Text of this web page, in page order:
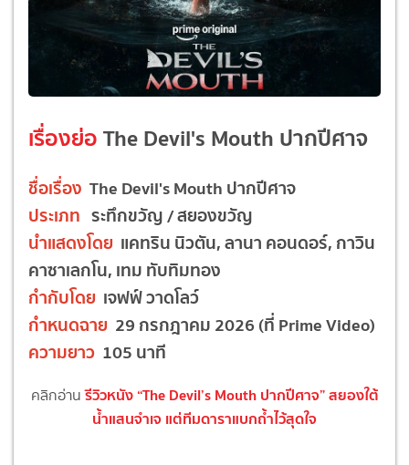
เรื่องย่อThe Devil's Mouth ปากปีศาจ
ชื่อเรื่อง The Devil's Mouth ปากปีศาจ
ประเภท ระทึกขวัญ / สยองขวัญ
นำแสดงโดย แคทริน นิวตัน, ลานา คอนดอร์, กาวิน
คาซาเลกโน, เทม ทับทิมทอง
กำกับโดย เจฟฟ์ วาดโลว์
กำหนดฉาย 29 กรกฎาคม 2026 (ที่ Prime Video)
ความยาว 105 นาที
คลิกอ่านรีวิวหนัง“The Devil’s Mouthปากปีศาจ”สยองใต้
น้ำแสนจำเจ แต่ทีมดาราแบกถ้ำไว้สุดใจ